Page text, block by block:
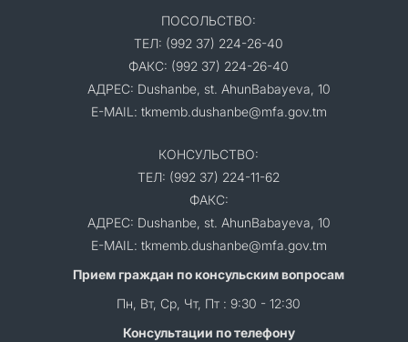
ПОСОЛЬСТВО:
ТЕЛ: (992 37) 224-26-40
ФАКС: (992 37) 224-26-40
АДРЕС: Dushanbe, st. AhunBabayeva, 10
E-MAIL: tkmemb.dushanbe@mfa.gov.tm
КОНСУЛЬСТВО:
ТЕЛ: (992 37) 224-11-62
ФАКС:
АДРЕС: Dushanbe, st. AhunBabayeva, 10
E-MAIL: tkmemb.dushanbe@mfa.gov.tm
Прием граждан по консульским вопросам
Пн, Вт, Ср, Чт, Пт : 9:30 - 12:30
Консультации по телефону